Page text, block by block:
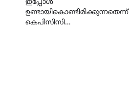
ഇപ്പോൾ
ഉണ്ടായികൊണ്ടിരിക്കുന്നതെന്ന്
കെപിസിസി…